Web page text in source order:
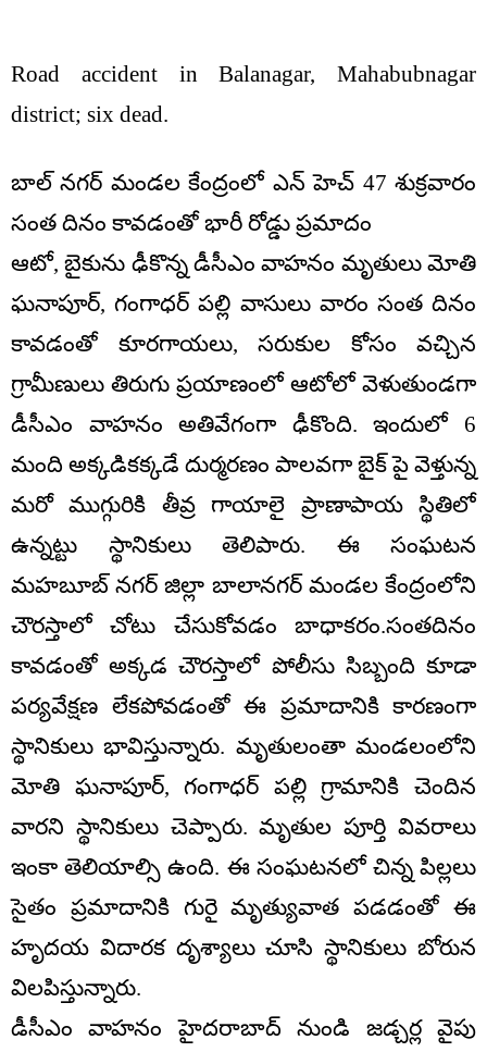
Road accident in Balanagar, Mahabubnagar
district; six dead.
బాల్ నగర్ మండల కేంద్రంలో ఎన్ హెచ్ 47 శుక్రవారం
సంత దినం కావడంతో భారీ రోడ్డు ప్రమాదం
ఆటో, బైకును ఢీకొన్న డీసీఎం వాహనం మృతులు మోతి
ఘనాపూర్, గంగాధర్ పల్లి వాసులు వారం సంత దినం
కావడంతో కూరగాయలు, సరుకుల కోసం వచ్చిన
గ్రామీణులు తిరుగు ప్రయాణంలో ఆటోలో వెళుతుండగా
డీసీఎం వాహనం అతివేగంగా ఢీకొంది. ఇందులో 6
మంది అక్కడికక్కడే దుర్మరణం పాలవగా బైక్ పై వెళ్తున్న
మరో ముగ్గురికి తీవ్ర గాయాలై ప్రాణాపాయ స్థితిలో
ఉన్నట్టు స్థానికులు తెలిపారు. ఈ సంఘటన
మహబూబ్ నగర్ జిల్లా బాలానగర్ మండల కేంద్రంలోని
చౌరస్తాలో చోటు చేసుకోవడం బాధాకరం.సంతదినం
కావడంతో అక్కడ చౌరస్తాలో పోలీసు సిబ్బంది కూడా
పర్యవేక్షణ లేకపోవడంతో ఈ ప్రమాదానికి కారణంగా
స్థానికులు భావిస్తున్నారు. మృతులంతా మండలంలోని
మోతి ఘనాపూర్, గంగాధర్ పల్లి గ్రామానికి చెందిన
వారని స్థానికులు చెప్పారు. మృతుల పూర్తి వివరాలు
ఇంకా తెలియాల్సి ఉంది. ఈ సంఘటనలో చిన్న పిల్లలు
సైతం ప్రమాదానికి గురై మృత్యువాత పడడంతో ఈ
హృదయ విదారక దృశ్యాలు చూసి స్థానికులు బోరున
విలపిస్తున్నారు.
డీసీఎం వాహనం హైదరాబాద్ నుండి జడ్చర్ల వైపు